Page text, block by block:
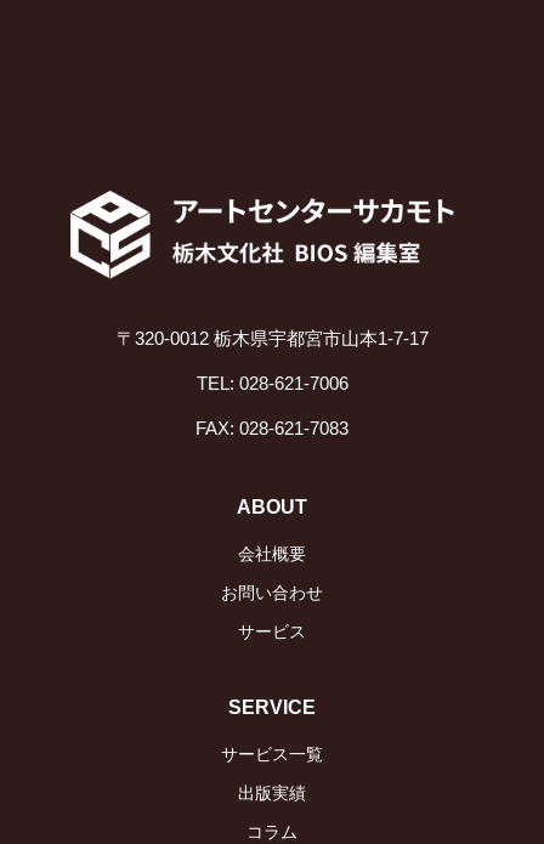
〒320-0012 栃木県宇都宮市山本1-7-17
TEL: 028-621-7006
FAX: 028-621-7083
ABOUT
会社概要
お問い合わせ
サービス
SERVICE
サービス一覧
出版実績
コラム